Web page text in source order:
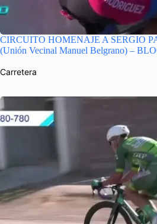
CIRCUITO HOMENAJE A SERGIO
(Unión Vecinal Manuel Belgrano) –
Carretera